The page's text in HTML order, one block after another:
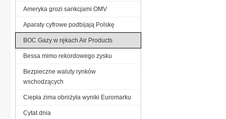
Ameryka grozi sankcjami OMV
Aparaty cyfrowe podbijają Polskę
BOC Gazy w rękach Air Products
Bessa mimo rekordowego zysku
Bezpieczne waluty rynków
wschodzących
Ciepła zima obniżyła wyniki Euromarku
Cytat dnia